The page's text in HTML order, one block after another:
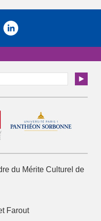
du Mérite Culturel de
Farout